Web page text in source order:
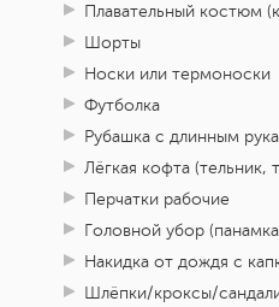
Плавательный костюм
Шорты
Носки или термоноски
Футболка
Рубашка с длинным
Лёгкая кофта (тельник,
Перчатки рабочие
Головной убор
Накидка от дождя с
Шлёпки/кроксы/